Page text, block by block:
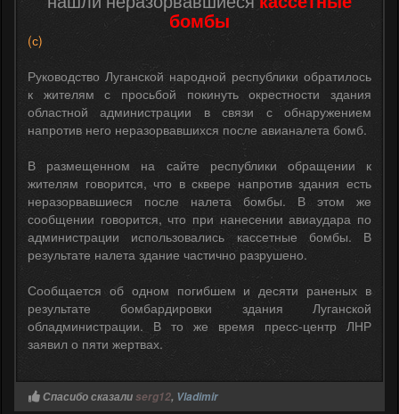
бомбы
(с)
Руководство Луганской народной республики обратилось
к жителям с просьбой покинуть окрестности здания
областной администрации в связи с обнаружением
напротив него неразорвавшихся после авианалета бомб.
В размещенном на сайте республики обращении к
жителям говорится, что в сквере напротив здания есть
неразорвавшиеся после налета бомбы. В этом же
сообщении говорится, что при нанесении авиаудара по
администрации использовались кассетные бомбы. В
результате налета здание частично разрушено.
Сообщается об одном погибшем и десяти раненых в
результате бомбардировки здания Луганской
обладминистрации. В то же время пресс-центр ЛНР
заявил о пяти жертвах.
Спасибо сказалиserg12, Vladimir